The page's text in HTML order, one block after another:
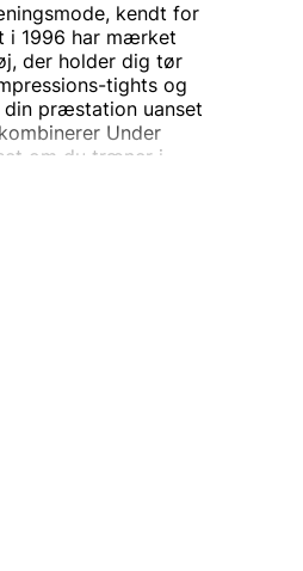
kendt for
i 1996 har mærket
der holder dig tør
tights og
præstation uanset
Under
om du træner i
hjælper Under